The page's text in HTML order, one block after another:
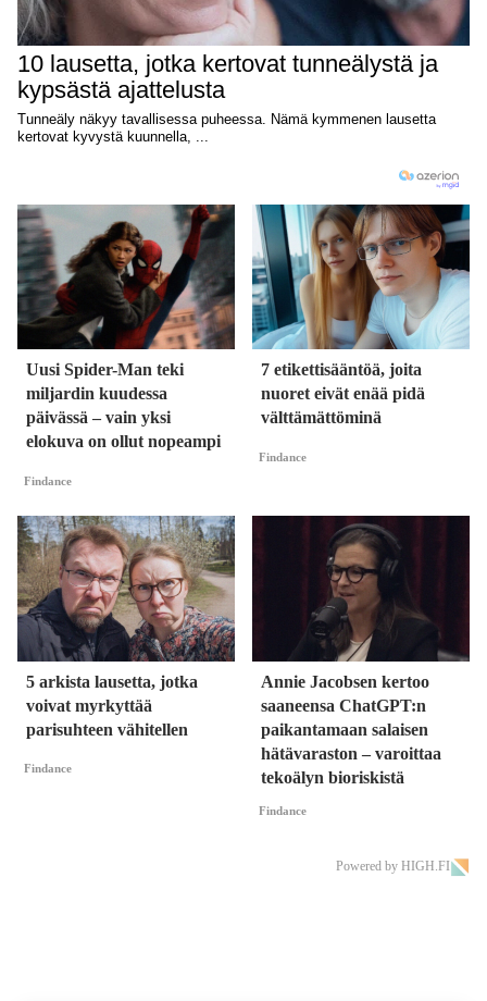
Uusi Spider-Man teki
miljardin kuudessa
päivässä – vain yksi
elokuva on ollut nopeampi
Findance
7 etikettisääntöä, joita
nuoret eivät enää pidä
välttämättöminä
Findance
5 arkista lausetta, jotka
voivat myrkyttää
parisuhteen vähitellen
Findance
Annie Jacobsen kertoo
saaneensa ChatGPT:n
paikantamaan salaisen
hätävaraston – varoittaa
tekoälyn bioriskistä
Findance
Powered by HIGH.FI